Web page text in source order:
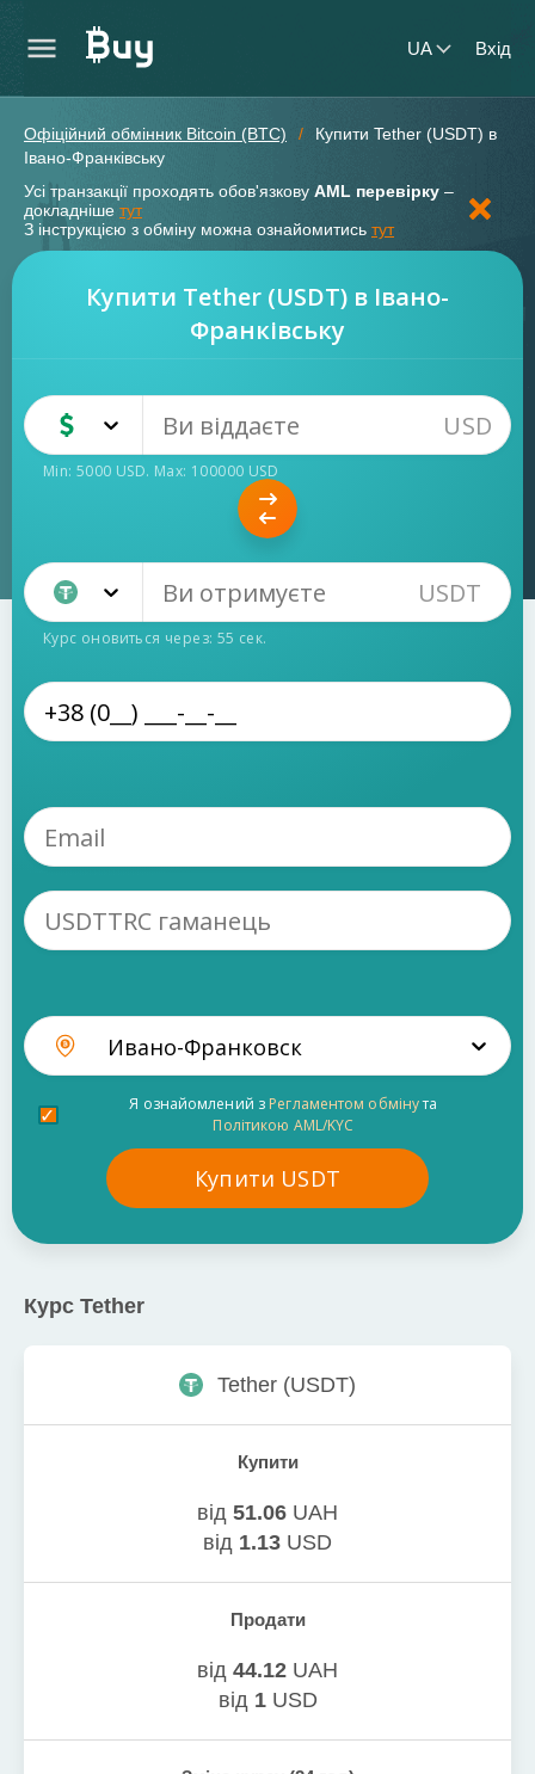
UA Вхід
Офіційний обмінник Bitcoin (BTC)
Купити Tether (USDT) в
Івано-Франківську
Усі транзакції проходять обов'язкову AML перевірку –
докладніше тут
З інструкцією з обміну можна ознайомитись тут
Купити Tether (USDT) в Івано-
Франківську
Готівка USD USD
Min: 5000 USD. Max: 100000 USD
Tether TRC20 (USDT) USDT
Курс оновиться через: 55 сек.
Ивано-Франковск
Я ознайомлений з Регламентом обмінута
Політикою AML/KYC
Купити USDT
Курс Tether
Tether (USDT)
Купити
від 51.06 UAH
від 1.13 USD
Продати
від 44.12 UAH
від 1USD